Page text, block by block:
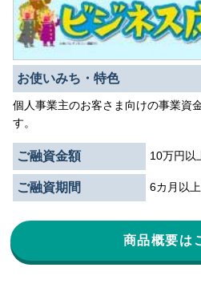
お使いみち・特色
個人事業主のお客さま向けの事業資
す。
ご融資金額 10万円以
ご融資期間 6カ月以
商品概要は